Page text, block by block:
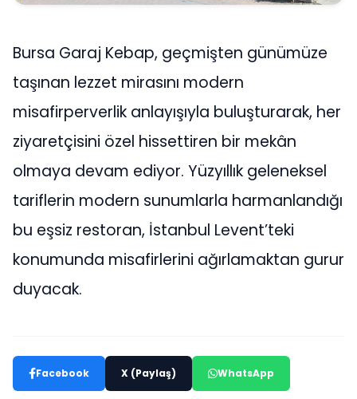
Bursa Garaj Kebap, geçmişten günümüze
taşınan lezzet mirasını modern
misafirperverlik anlayışıyla buluşturarak, her
ziyaretçisini özel hissettiren bir mekân
olmaya devam ediyor. Yüzyıllık geleneksel
tariflerin modern sunumlarla harmanlandığı
bu eşsiz restoran, İstanbul Levent’teki
konumunda misafirlerini ağırlamaktan gurur
duyacak.
Facebook X (Paylaş) WhatsApp